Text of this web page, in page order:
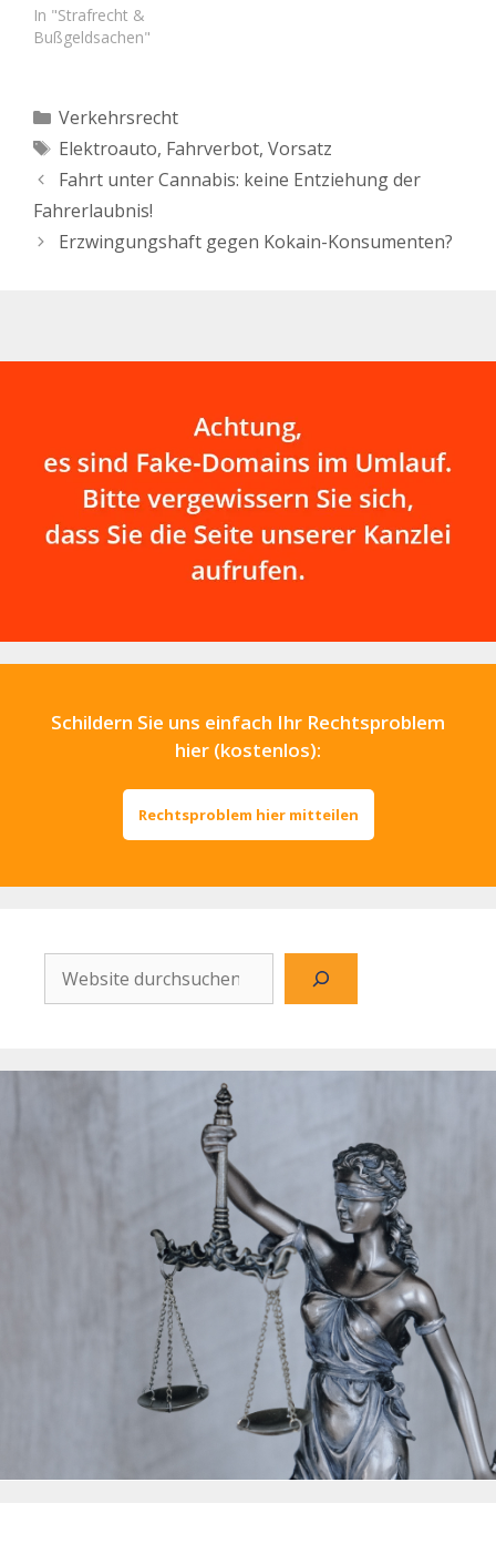
von 100 km/h um…
Tat verjährt ist. Die
Kontrolldichte bei
auf den Brandenburger
Landstraßen nimmt
weiter zu. Sie werden es
schon gemerkt haben:
Ständig werden neue
fest installierte…
In "Strafrecht &
Bußgeldsachen"
Kategorien
Verkehrsrecht
Schlagwörter
Elektroauto, Fahrverbot, Vorsatz
Fahrt unter Cannabis: keine Entziehung der
Fahrerlaubnis!
Erzwingungshaft gegen Kokain-Konsumenten?
Schildern Sie uns einfach Ihr Rechtsproblem
hier (kostenlos):
Rechtsproblem hier mitteilen
Website
durchsuchen